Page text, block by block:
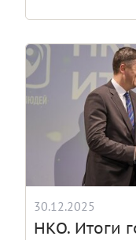
30.12.2025
НКО. Итоги